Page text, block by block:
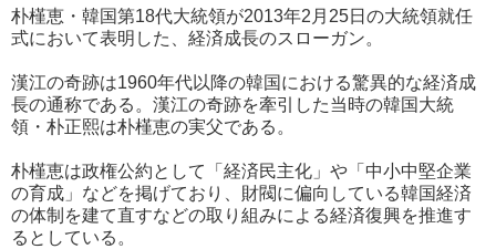
朴槿恵・韓国第18代大統領が2013年2月25日の大統領就任
式において表明した、経済成長のスローガン。
漢江の奇跡は1960年代以降の韓国における驚異的な経済成
長の通称である。漢江の奇跡を牽引した当時の韓国大統
領・朴正熙は朴槿恵の実父である。
朴槿恵は政権公約として「経済民主化」や「中小中堅企業
の育成」などを掲げており、財閥に偏向している韓国経済
の体制を建て直すなどの取り組みによる経済復興を推進す
るとしている。